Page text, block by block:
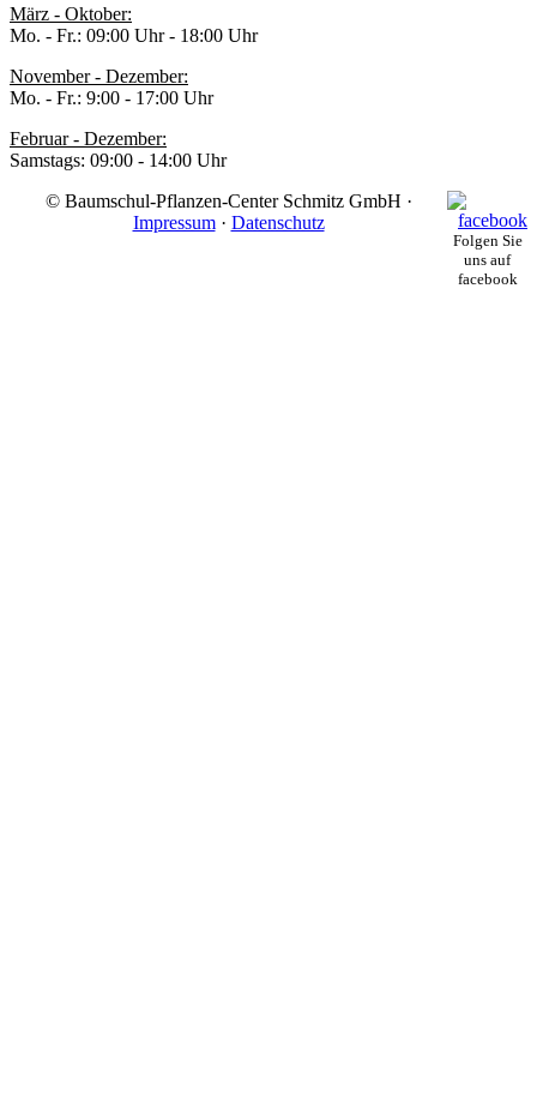
März - Oktober:
Mo. - Fr.: 09:00 Uhr - 18:00 Uhr
November - Dezember:
Mo. - Fr.: 9:00 - 17:00 Uhr
Februar - Dezember:
Samstags: 09:00 - 14:00 Uhr
Folgen Sie
uns auf
facebook
© Baumschul-Pflanzen-Center Schmitz GmbH ·
Impressum· Datenschutz